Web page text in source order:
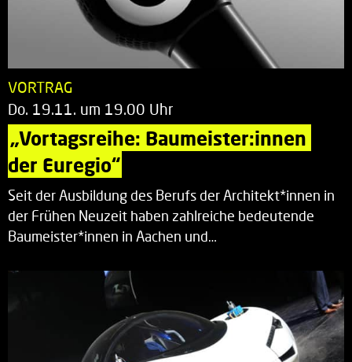
VORTRAG
Do. 19.11. um 19.00 Uhr
„Vortagsreihe: Baumeister:innen
der Euregio“
Seit der Ausbildung des Berufs der Architekt*innen in
der Frühen Neuzeit haben zahlreiche bedeutende
Baumeister*innen in Aachen und…